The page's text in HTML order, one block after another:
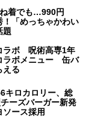
ね着でも…990円
！「めっちゃかわい
題
ラボ 呪術高専1年
ラボメニュー 缶バ
える
キロカロリー、総
ーズバーガー新発
ース採用